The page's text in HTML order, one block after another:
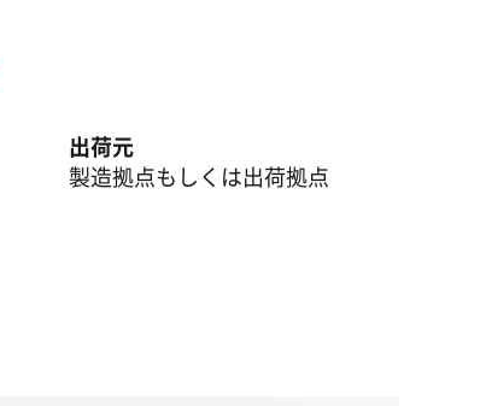
出荷元
製造拠点もしくは出荷拠点